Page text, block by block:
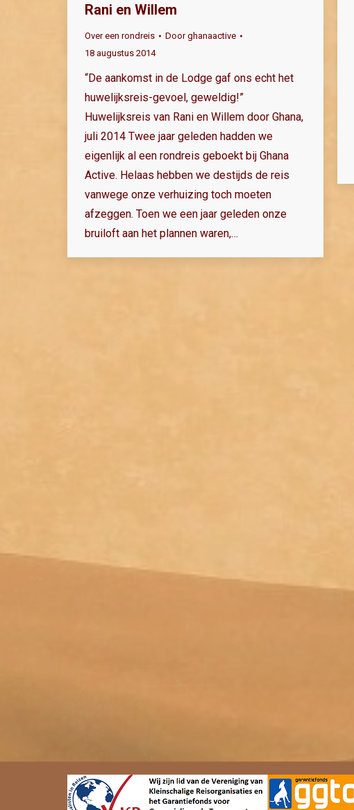
Rani en Willem
Over een rondreis Doorghanaactive
18 augustus 2014
“De aankomst in de Lodge gaf ons echt het
huwelijksreis-gevoel, geweldig!”
Huwelijksreis van Rani en Willem door Ghana,
juli 2014 Twee jaar geleden hadden we
eigenlijk al een rondreis geboekt bij Ghana
Active. Helaas hebben we destijds de reis
vanwege onze verhuizing toch moeten
afzeggen. Toen we een jaar geleden onze
bruiloft aan het plannen waren,…